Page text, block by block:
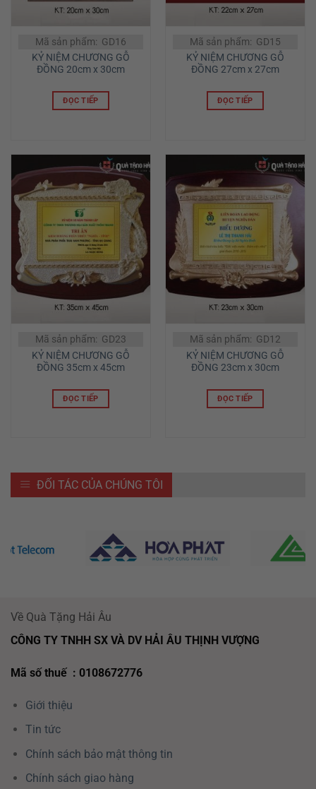
Mã sản phẩm: GD16
KỶ NIỆM CHƯƠNG GỖ
ĐỒNG 20cm x 30cm
ĐỌC TIẾP
Mã sản phẩm: GD15
KỶ NIỆM CHƯƠNG GỖ
ĐỒNG 27cm x 27cm
ĐỌC TIẾP
Mã sản phẩm: GD23
KỶ NIỆM CHƯƠNG GỖ
ĐỒNG 35cm x 45cm
ĐỌC TIẾP
Mã sản phẩm: GD12
KỶ NIỆM CHƯƠNG GỖ
ĐỒNG 23cm x 30cm
ĐỌC TIẾP
ĐỐI TÁC CỦA CHÚNG TÔI
Về Quà Tặng Hải Âu
CÔNG TY TNHH SX VÀ DV HẢI ÂU THỊNH VƯỢNG
Mã số thuế : 0108672776
Giới thiệu
Tin tức
Chính sách bảo mật thông tin
Chính sách giao hàng